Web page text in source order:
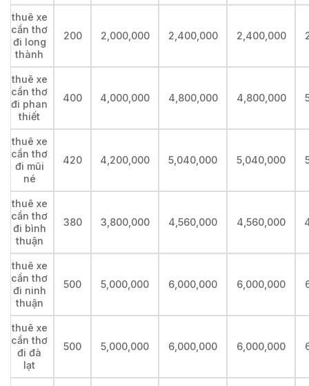
thuê xe
cần thơ
đi long
thành
200 2,000,000 2,400,000 2,400,000
thuê xe
cần thơ
đi phan
thiết
400 4,000,000 4,800,000 4,800,000
thuê xe
cần thơ
đi mũi
né
420 4,200,000 5,040,000 5,040,000
thuê xe
cần thơ
đi bình
thuận
380 3,800,000 4,560,000 4,560,000
thuê xe
cần thơ
đi ninh
thuận
500 5,000,000 6,000,000 6,000,000
thuê xe
cần thơ
đi đà
lạt
500 5,000,000 6,000,000 6,000,000